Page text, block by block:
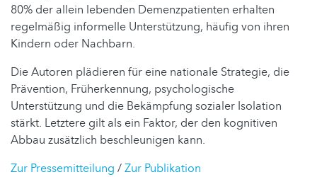
80% der allein lebenden Demenzpatienten erhalten
regelmäßig informelle Unterstützung, häufig von ihren
Kindern oder Nachbarn.
Die Autoren plädieren für eine nationale Strategie, die
Prävention, Früherkennung, psychologische
Unterstützung und die Bekämpfung sozialer Isolation
stärkt. Letztere gilt als ein Faktor, der den kognitiven
Abbau zusätzlich beschleunigen kann.
Zur Pressemitteilung /Zur Publikation